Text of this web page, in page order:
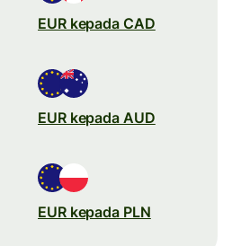
EUR kepada CAD
EUR kepada AUD
EUR kepada PLN